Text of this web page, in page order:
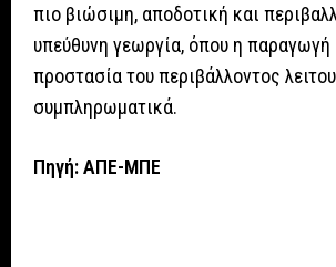
πιο βιώσιμη, αποδοτική και
υπεύθυνη γεωργία, όπου η παραγωγή
προστασία του περιβάλλοντος
συμπληρωματικά.
Πηγή: ΑΠΕ-ΜΠΕ